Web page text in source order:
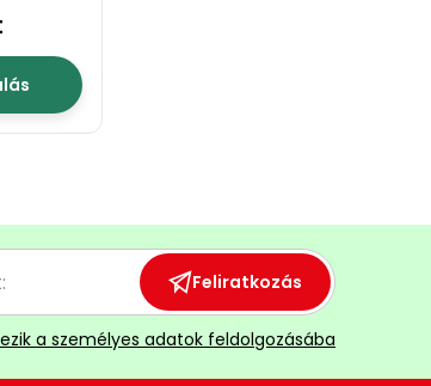
Feliratkozás
a személyes adatok feldolgozásába